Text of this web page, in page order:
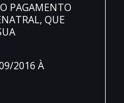
PAGAMENTO
QUE
2016 À